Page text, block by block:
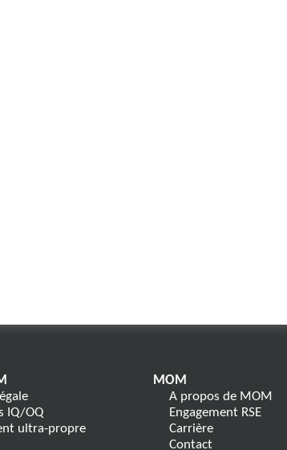
IQ/OQ
ultra-propre
MOM
A propos de MOM
Engagement RSE
Carrière
Contact